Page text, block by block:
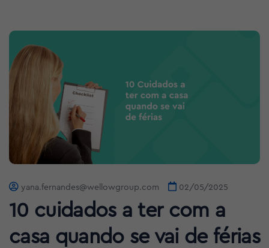
yana.fernandes@wellowgroup.com 02/05/2025
10 cuidados a ter com a
casa quando se vai de férias